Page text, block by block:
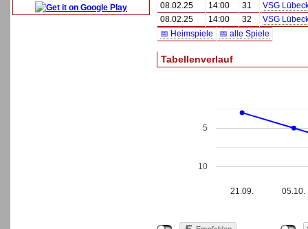
08.02.25
14:00 31
VSG
08.02.25
14:00 32
VSG
📅 Heimspiele
📅 alle Spiele
Tabellenverlauf
21.09. 05.10.
5
10